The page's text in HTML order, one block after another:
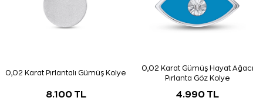
0,02 Karat Pırlantalı Gümüş Kolye
8.100 TL
0,02 Karat Gümüş Hayat Ağacı
Pırlanta Göz Kolye
4.990 TL